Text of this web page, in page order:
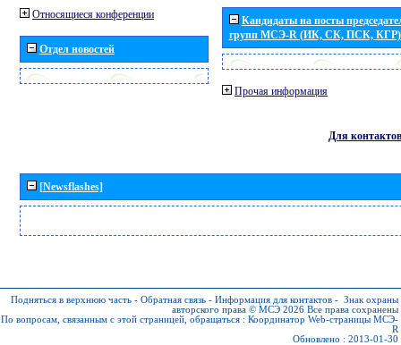
Относящиеся конференции
Отдел новостей
Кандидаты на посты
групп МСЭ-R (ИК, СК, ПСК, КГР)
Прочая информация
Для контактов
[Newsflashes]
Подняться в верхнюю часть - Обратная связь - Информация для контактов - Знак охраны
авторского права © МСЭ 2026 Все права сохранены
По вопросам, связанным с этой страницей, обращаться : Координатор Web-страницы МСЭ-
R
Обновлено : 2013-01-30